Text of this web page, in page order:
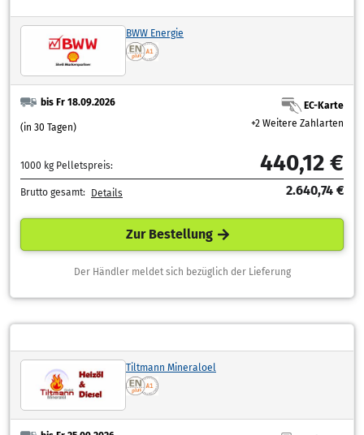
BWW Energie
bis Fr 18.09.2026
(in 30 Tagen)
EC-Karte
+2 Weitere Zahlarten
1000 kg Pelletspreis: 440,12 €
Brutto gesamt: Details 2.640,74 €
Zur Bestellung
Der Händler meldet sich bezüglich der Lieferung
Tiltmann Mineraloel